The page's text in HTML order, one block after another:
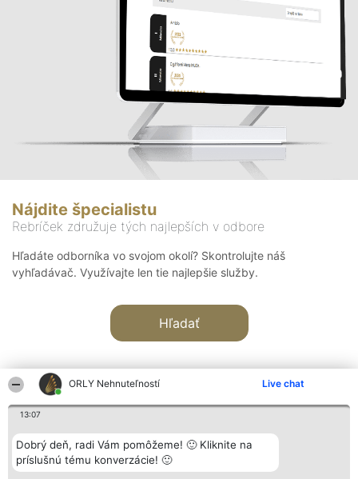
ORLY Nehnuteľností Live chat
13:07
Dobrý deň, radi Vám pomôžeme! 🙂 Kliknite na
príslušnú tému konverzácie! 🙂
Nájdite špecialistu
Rebríček združuje tých najlepších v odbore
Hľadáte odborníka vo svojom okolí? Skontrolujte náš
vyhľadávač. Využívajte len tie najlepšie služby.
Hľadať
Organizátor hodnotenia
Bright Side Solutions sp. z o.
o. sp. k.
Hodnotenie
Laureáti
Lista
Kontakt
Kontakt